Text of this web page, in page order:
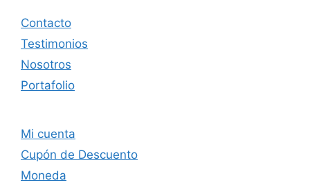
Contacto
Testimonios
Nosotros
Portafolio
Mi cuenta
Cupón de Descuento
Moneda